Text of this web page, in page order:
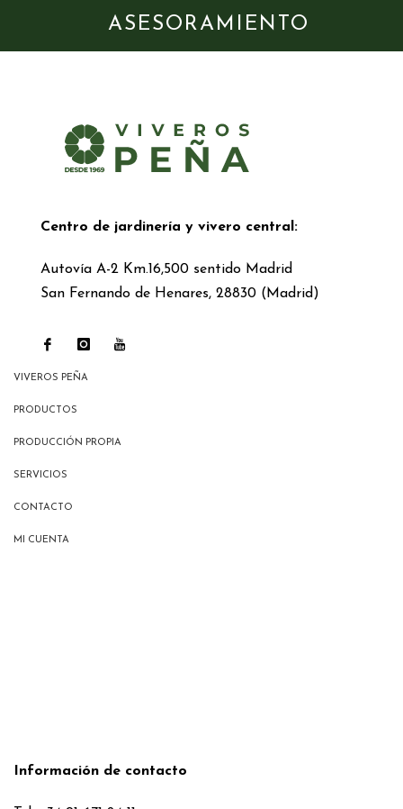
ASESORAMIENTO
Centro de jardinería y vivero central:
Autovía A-2 Km.16,500 sentido Madrid
San Fernando de Henares, 28830 (Madrid)
VIVEROS PEÑA
PRODUCTOS
PRODUCCIÓN PROPIA
SERVICIOS
CONTACTO
MI CUENTA
Información de contacto